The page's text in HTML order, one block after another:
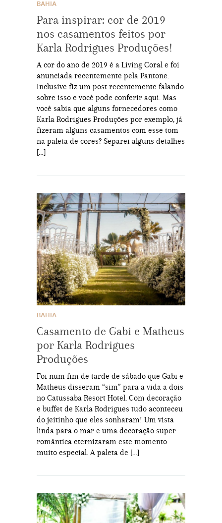
BAHIA
Para inspirar: cor de 2019
nos casamentos feitos por
Karla Rodrigues Produções!
A cor do ano de 2019 é a Living Coral e foi
anunciada recentemente pela Pantone.
Inclusive fiz um post recentemente falando
sobre isso e você pode conferir aqui. Mas
você sabia que alguns fornecedores como
Karla Rodrigues Produções por exemplo, já
fizeram alguns casamentos com esse tom
na paleta de cores? Separei alguns detalhes
[…]
BAHIA
Casamento de Gabi e Matheus
por Karla Rodrigues
Produções
Foi num fim de tarde de sábado que Gabi e
Matheus disseram “sim” para a vida a dois
no Catussaba Resort Hotel. Com decoração
e buffet de Karla Rodrigues tudo aconteceu
do jeitinho que eles sonharam! Um vista
linda para o mar e uma decoração super
romântica eternizaram este momento
muito especial. A paleta de […]